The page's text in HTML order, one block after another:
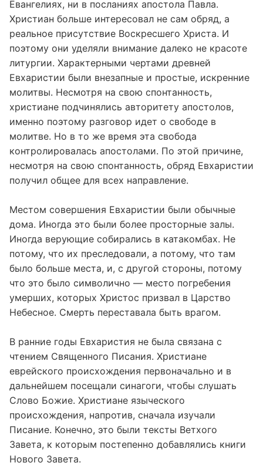
Евангелиях, ни в посланиях апостола Павла.
Христиан больше интересовал не сам обряд, а
реальное присутствие Воскресшего Христа. И
поэтому они уделяли внимание далеко не красоте
литургии. Характерными чертами древней
Евхаристии были внезапные и простые, искренние
молитвы. Несмотря на свою спонтанность,
христиане подчинялись авторитету апостолов,
именно поэтому разговор идет о свободе в
молитве. Но в то же время эта свобода
контролировалась апостолами. По этой причине,
несмотря на свою спонтанность, обряд Евхаристии
получил общее для всех направление.
Местом совершения Евхаристии были обычные
дома. Иногда это были более просторные залы.
Иногда верующие собирались в катакомбах. Не
потому, что их преследовали, а потому, что там
было больше места, и, с другой стороны, потому
что это было символично — место погребения
умерших, которых Христос призвал в Царство
Небесное. Смерть переставала быть врагом.
В ранние годы Евхаристия не была связана с
чтением Священного Писания. Христиане
еврейского происхождения первоначально и в
дальнейшем посещали синагоги, чтобы слушать
Слово Божие. Христиане языческого
происхождения, напротив, сначала изучали
Писание. Конечно, это были тексты Ветхого
Завета, к которым постепенно добавлялись книги
Нового Завета.